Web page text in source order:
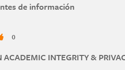
de información
de citar tus fuentes de información
0
INTEGRITY &